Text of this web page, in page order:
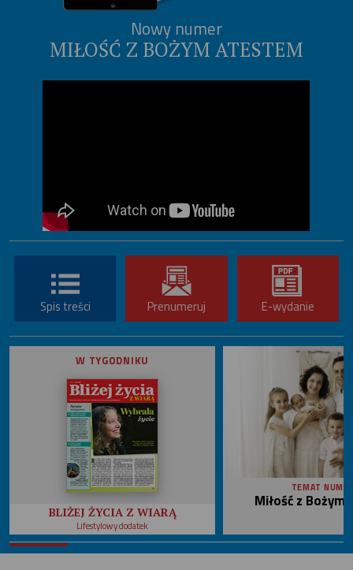
Nowy numer
MIŁOŚĆ Z BOŻYM ATESTEM
Spis treści Prenumeruj E-wydanie
W TYGODNIKU
BLIŻEJ ŻYCIA Z WIARĄ
Lifestylowy dodatek
TEMAT
Miłość z